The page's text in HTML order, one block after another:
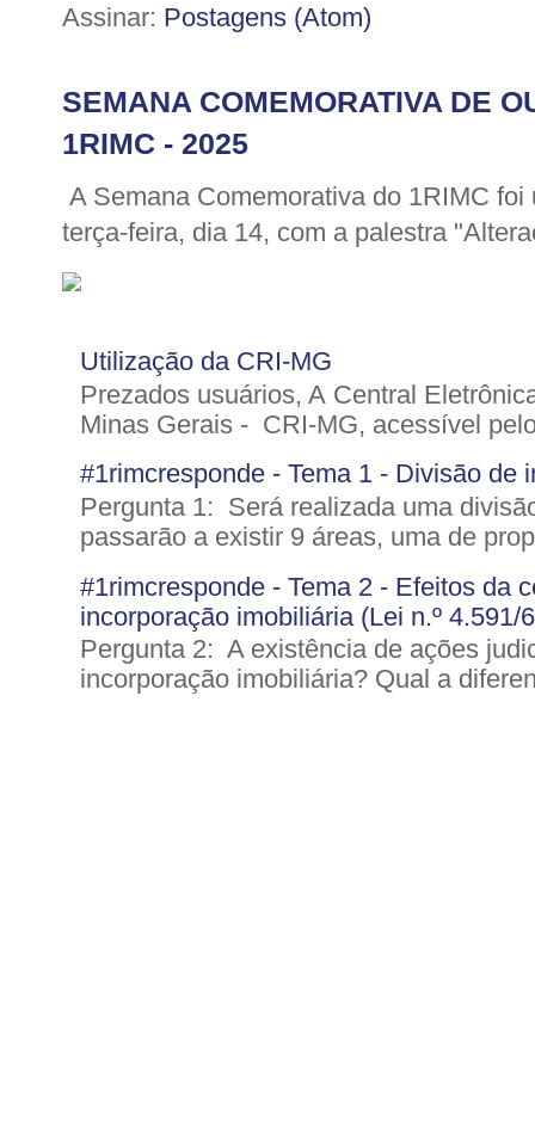
Assinar: Postagens (Atom)
SEMANA COMEMORATIVA DE
1RIMC - 2025
A Semana Comemorativa do 1RIMC
terça-feira, dia 14, com a palestra
Utilização da CRI-MG
Prezados usuários, A Central
Minas Gerais - CRI-MG, acessível
#1rimcresponde - Tema 1 - Divisão de
Pergunta 1: Será realizada uma
passarão a existir 9 áreas, uma de
#1rimcresponde - Tema 2 - Efeitos da
incorporação imobiliária (Lei n.º
Pergunta 2: A existência de ações
incorporação imobiliária? Qual a